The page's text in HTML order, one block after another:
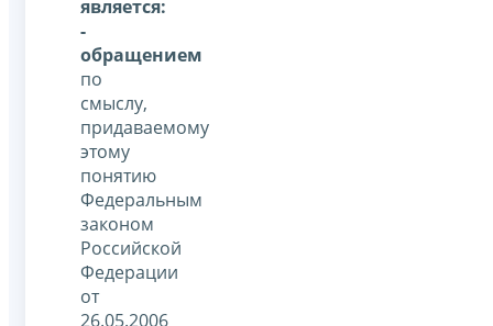
является:
-
обращением
по
смыслу,
придаваемому
этому
понятию
Федеральным
законом
Российской
Федерации
от
26.05.2006